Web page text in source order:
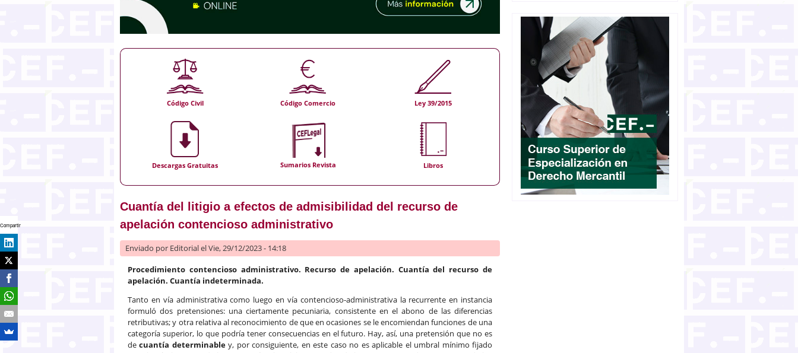
Código Civil Código Comercio Ley 39/2015
Descargas Gratuitas Sumarios Revista Libros
Cuantía del litigio a efectos de admisibilidad del recurso de
apelación contencioso administrativo
Enviado por Editorialel Vie, 29/12/2023 - 14:18
Procedimiento contencioso administrativo. Recurso de apelación. Cuantía del recurso de
apelación. Cuantía indeterminada.
Tanto en vía administrativa como luego en vía contencioso-administrativa la recurrente en instancia
formuló dos pretensiones: una ciertamente pecuniaria, consistente en el abono de las diferencias
retributivas; y otra relativa al reconocimiento de que en ocasiones se le encomiendan funciones de una
categoría superior, lo que podría tener consecuencias en el futuro. Hay, así, una pretensión que no es
decuantía determinabley, por consiguiente, en este caso no es aplicable el umbral mínimo fijado
Compartir